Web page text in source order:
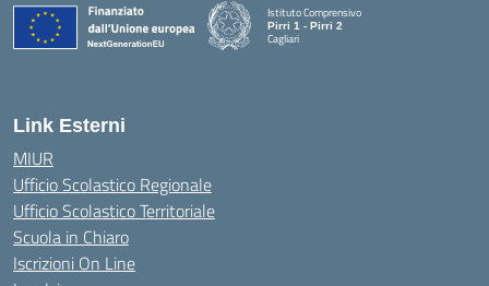
Istituto Comprensivo
Pirri 1 - Pirri 2
Cagliari
— Visita la pagina iniziale della scuola
Link Esterni
MIUR
Ufficio Scolastico Regionale
Ufficio Scolastico Territoriale
Scuola in Chiaro
Iscrizioni On Line